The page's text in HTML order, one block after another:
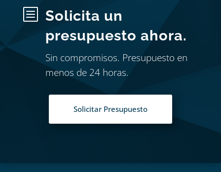
b
Solicita un
presupuesto ahora.
Sin compromisos. Presupuesto en
menos de 24 horas.
Solicitar Presupuesto